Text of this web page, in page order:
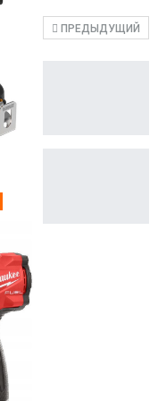
ПРЕДЫДУЩИЙ